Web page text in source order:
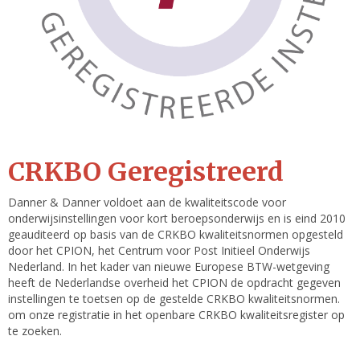
CRKBO Geregistreerd
Danner & Danner voldoet aan de kwaliteitscode voor
onderwijsinstellingen voor kort beroepsonderwijs en is eind 2010
geauditeerd op basis van de CRKBO kwaliteitsnormen opgesteld
door het CPION, het Centrum voor Post Initieel Onderwijs
Nederland. In het kader van nieuwe Europese BTW-wetgeving
heeft de Nederlandse overheid het CPION de opdracht gegeven
instellingen te toetsen op de gestelde CRKBO kwaliteitsnormen.
om onze registratie in het openbare CRKBO kwaliteitsregister op
te zoeken.